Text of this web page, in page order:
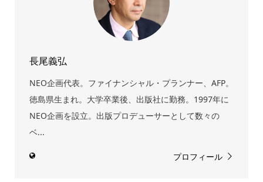
長尾義弘
NEO企画代表。ファイナンシャル・プランナー、AFP。
徳島県生まれ。大学卒業後、出版社に勤務。1997年に
NEO企画を設立。出版プロデューサーとして数々の
ベ...
プロフィール